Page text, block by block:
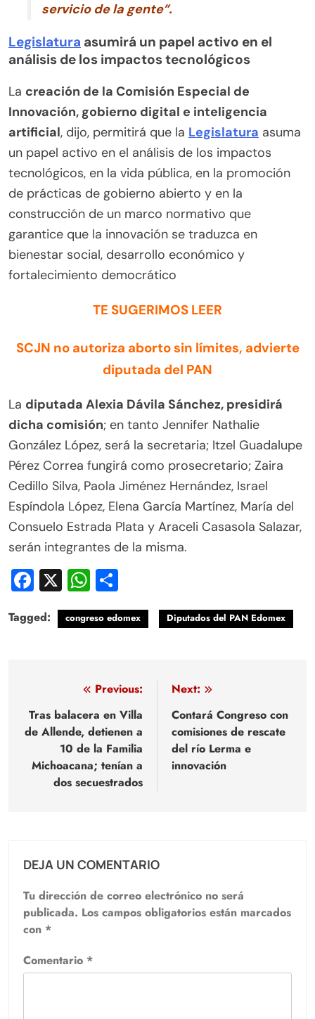
servicio de la gente”.
Legislatura asumirá un papel activo en el
análisis de los impactos tecnológicos
La creación de la Comisión Especial de
Innovación, gobierno digital e inteligencia
artificial, dijo, permitirá que la Legislatura asuma
un papel activo en el análisis de los impactos
tecnológicos, en la vida pública, en la promoción
de prácticas de gobierno abierto y en la
construcción de un marco normativo que
garantice que la innovación se traduzca en
bienestar social, desarrollo económico y
fortalecimiento democrático
TE SUGERIMOS LEER
SCJN no autoriza aborto sin límites, advierte
diputada del PAN
La diputada Alexia Dávila Sánchez, presidirá
dicha comisión; en tanto Jennifer Nathalie
González López, será la secretaria; Itzel Guadalupe
Pérez Correa fungirá como prosecretario; Zaira
Cedillo Silva, Paola Jiménez Hernández, Israel
Espíndola López, Elena García Martínez, María del
Consuelo Estrada Plata y Araceli Casasola Salazar,
serán integrantes de la misma.
Facebook
X WhatsApp
Tagged: congreso edomex Diputados del PAN Edomex
Navegación
de
entradas
Previous:
Tras balacera en Villa
de Allende, detienen a
10 de la Familia
Michoacana; tenían a
dos secuestrados
Next:
Contará Congreso con
comisiones de rescate
del río Lerma e
innovación
DEJA UN COMENTARIO
Tu dirección de correo electrónico no será
publicada. Los campos obligatorios están marcados
con *
Comentario *